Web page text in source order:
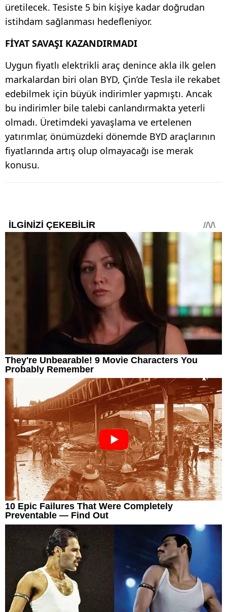
üretilecek. Tesiste 5 bin kişiye kadar doğrudan
istihdam sağlanması hedefleniyor.
FİYAT SAVAŞI KAZANDIRMADI
Uygun fiyatlı elektrikli araç denince akla ilk gelen
markalardan biri olan BYD, Çin’de Tesla ile rekabet
edebilmek için büyük indirimler yapmıştı. Ancak
bu indirimler bile talebi canlandırmakta yeterli
olmadı. Üretimdeki yavaşlama ve ertelenen
yatırımlar, önümüzdeki dönemde BYD araçlarının
fiyatlarında artış olup olmayacağı ise merak
konusu.